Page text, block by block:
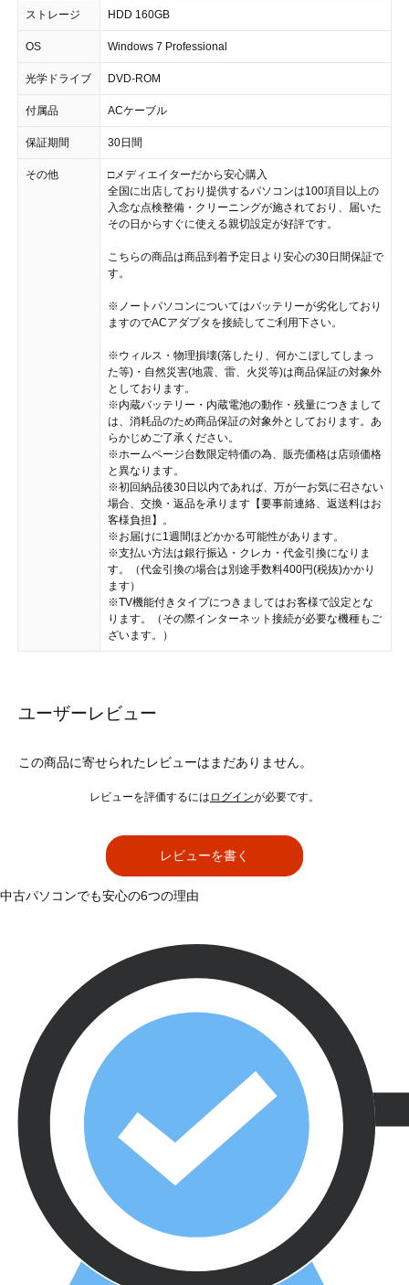
ストレージ HDD 160GB
OS Windows 7 Professional
光学ドライブ DVD-ROM
付属品 ACケーブル
保証期間 30日間
その他
□メディエイターだから安心購入
全国に出店しており提供するパソコンは100項目以上の
入念な点検整備・クリーニングが施されており、届いた
その日からすぐに使える親切設定が好評です。
こちらの商品は商品到着予定日より安心の30日間保証で
す。
※ノートパソコンについてはバッテリーが劣化しており
ますのでACアダプタを接続してご利用下さい。
※ウィルス・物理損壊(落したり、何かこぼしてしまっ
た等)・自然災害(地震、雷、火災等)は商品保証の対象外
としております。
※内蔵バッテリー・内蔵電池の動作・残量につきまして
は、消耗品のため商品保証の対象外としております。あ
らかじめご了承ください。
※ホームページ台数限定特価の為、販売価格は店頭価格
と異なります。
※初回納品後30日以内であれば、万が一お気に召さない
場合、交換・返品を承ります【要事前連絡、返送料はお
客様負担】。
※お届けに1週間ほどかかる可能性があります。
※支払い方法は銀行振込・クレカ・代金引換になりま
す。（代金引換の場合は別途手数料400円(税抜)かかり
ます）
※TV機能付きタイプにつきましてはお客様で設定とな
ります。（その際インターネット接続が必要な機種もご
ざいます。）
ユーザーレビュー
この商品に寄せられたレビューはまだありません。
レビューを評価するには ログインが必要です。
レビューを書く
中古パソコンでも安心の6つの理由